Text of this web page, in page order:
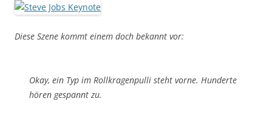
Diese Szene kommt einem doch bekannt vor:
Okay, ein Typ im Rollkragenpulli steht vorne. Hunderte
hören gespannt zu.